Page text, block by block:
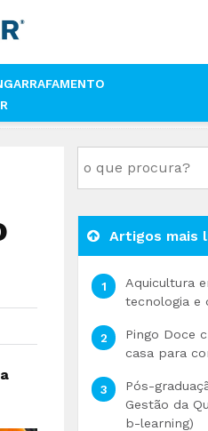
ALIMENTAR
Artigos mais
Aquicultura
tecnologia e
Pingo Doce
casa para
Pós-
Gestão da
b-learning)